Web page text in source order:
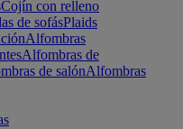
Cojín con relleno
de sofásPlaids
Alfombras
Alfombras de
de salónAlfombras